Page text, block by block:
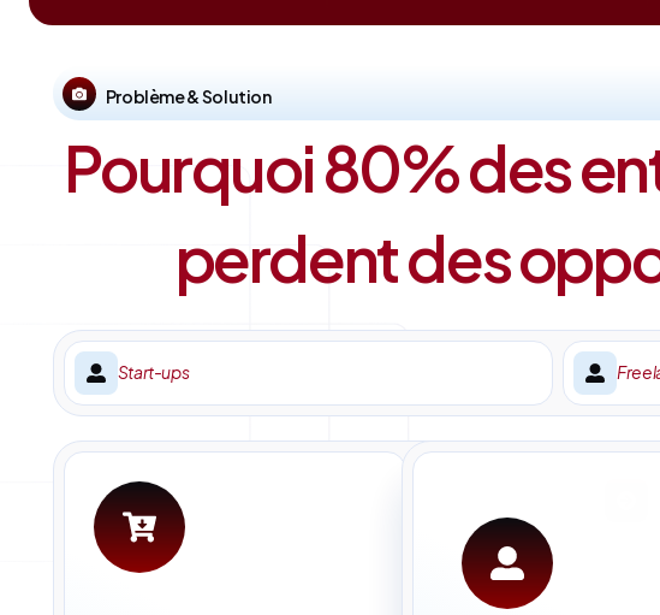
Problème & Solution
Pourquoi 80% des
perdent des
Start-ups